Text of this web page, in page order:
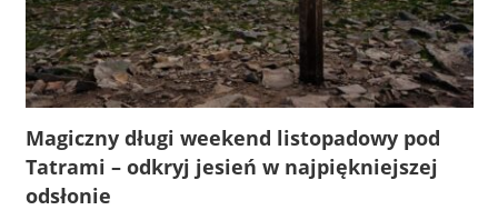
Magiczny długi weekend listopadowy pod
Tatrami – odkryj jesień w najpiękniejszej
odsłonie